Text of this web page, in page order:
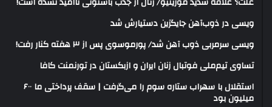
ویسی در ذوب‌آهن جایگزین دستیارش شد
ویسی سرمربی ذوب آهن شد/ پورموسوی پس از ۳ هفته کنار رفت!
تساوی تیم‌ملی فوتبال زنان ایران و ازبکستان در تورنمنت کافا
استقلال با سهراب ستاره سوم را می‌گرفت | سقف پرداختی ما ۶۰۰
میلیون بود